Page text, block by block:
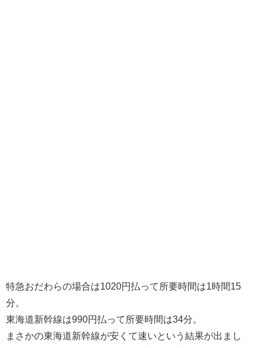
特急おだわらの場合は1020円払って所要時間は1時間15
分。
東海道新幹線は990円払って所要時間は34分。
まさかの東海道新幹線が安くて速いという結果が出まし